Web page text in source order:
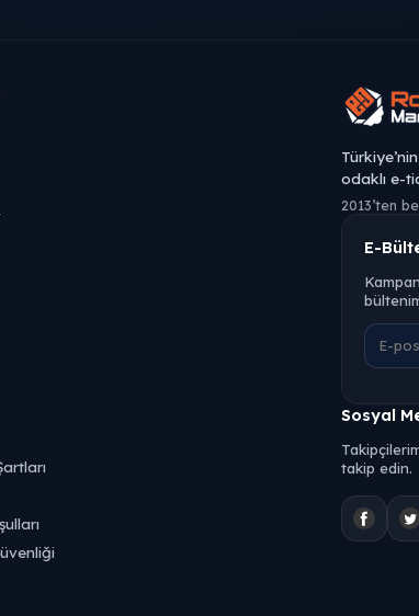
odaklı e-
2013’ten
E-
Sosyal
takip edin.